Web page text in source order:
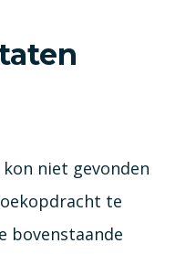
niet gevonden
te
bovenstaande